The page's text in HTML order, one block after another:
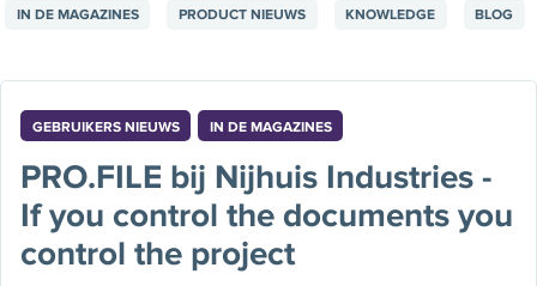
IN DE MAGAZINES PRODUCT NIEUWS KNOWLEDGE BLOG
GEBRUIKERS NIEUWS IN DE MAGAZINES
PRO.FILE bij Nijhuis Industries -
If you control the documents you
control the project